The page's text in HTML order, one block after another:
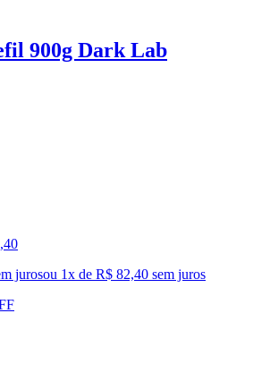
900g Dark Lab
,40
jurosou 1x de R$ 82,40 sem juros